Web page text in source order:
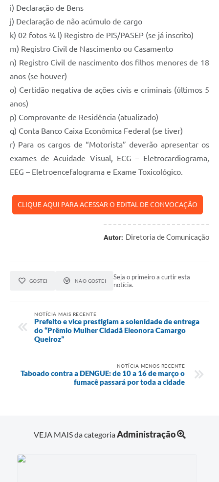
i) Declaração de Bens
j) Declaração de não acúmulo de cargo
k) 02 fotos ¾ l) Registro de PIS/PASEP (se já inscrito)
m) Registro Civil de Nascimento ou Casamento
n) Registro Civil de nascimento dos filhos menores de 18
anos (se houver)
o) Certidão negativa de ações civis e criminais (últimos 5
anos)
p) Comprovante de Residência (atualizado)
q) Conta Banco Caixa Econômica Federal (se tiver)
r) Para os cargos de “Motorista” deverão apresentar os
exames de Acuidade Visual, ECG – Eletrocardiograma,
EEG – Eletroencefalograma e Exame Toxicológico.
CLIQUE AQUI PARA ACESSAR O EDITAL DE CONVOCAÇÃO
Autor: Diretoria de Comunicação
GOSTEI NÃO GOSTEI
Seja o primeiro a curtir esta
notícia.
NOTÍCIA MAIS RECENTE
Prefeito e vice prestigiam a solenidade de entrega
do “Prêmio Mulher Cidadã Eleonora Camargo
Queiroz”
NOTÍCIA MENOS RECENTE
Taboado contra a DENGUE: de 10 a 16 de março o
fumacê passará por toda a cidade
VEJA MAIS da categoriaAdministração